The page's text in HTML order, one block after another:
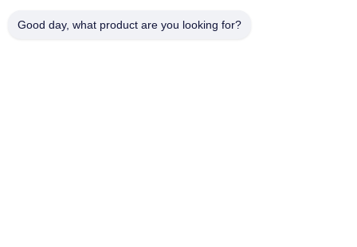
Γύρος Εργοστασίων
Good day, what product are you looking for?